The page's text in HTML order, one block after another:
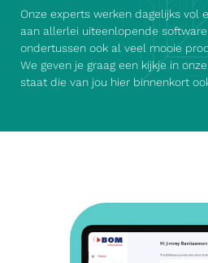
Onze experts werken dagelijks vol
aan allerlei uiteenlopende
ondertussen ook al veel mooie
We geven je graag een kijkje in
staat die van jou hier binnenkort